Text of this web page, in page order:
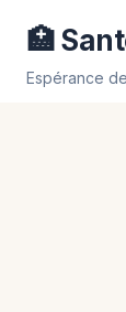
🏥
Espérance